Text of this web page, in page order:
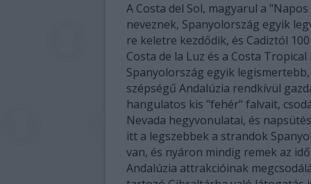
A Costa del Sol, magyarul a
neveznek, Spanyolország egyik
re keletre kezdődik, és Cadiztól
Costa de la Luz és a Costa
Spanyolország egyik
szépségű Andalúzia rendkívül
hangulatos kis "fehér" falvait,
Nevada hegyvonulatai, és
itt a legszebbek a strandok
van, és nyáron mindig remek az
Andalúzia attrakcióinak